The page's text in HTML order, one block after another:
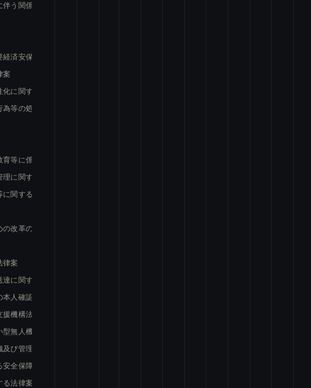
う関係法律の整備等に関する法律案
済安保情報の保護及び活用に関する法律の一部を改正する法律案
案
に関する法律の一部を改正する法律案
等の処罰に関する法律及び道路交通法の一部を改正する法律案
等に係る支援に関する施策の総合的な推進に関する法律案
に関する法律等の一部を改正する法律案
関する法律の一部を改正する法律案
改革の推進を図るための関係法律の整備に関する法律案
律案
に関する法律の一部を改正する法律案
人確認等及び携帯音声通信役務の不正な利用の防止に関する法律の一部を改正する法律
機構法の一部を改正する法律案
無人機等の飛行の禁止に関する法律の一部を改正する法律案
び管理運営の透明性及び公正性の向上を図るための制度の導入に関する法律案
全保障の確保の推進に関する法律及び株式会社国際協力銀行法の一部を改正する法律案
る法律案